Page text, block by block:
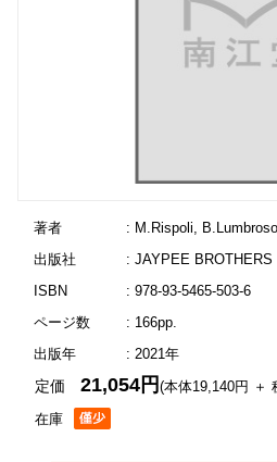
著者
: M.Rispoli,
出版社
: JAYPEE
ISBN
: 978-93-5465-503-6
ページ数
: 166pp.
出版年
: 2021年
在庫
定価21,054円(本体19,140円 ＋